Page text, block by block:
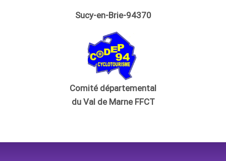
Sucy-en-Brie-94370
Comité départemental
du Val de Marne FFCT